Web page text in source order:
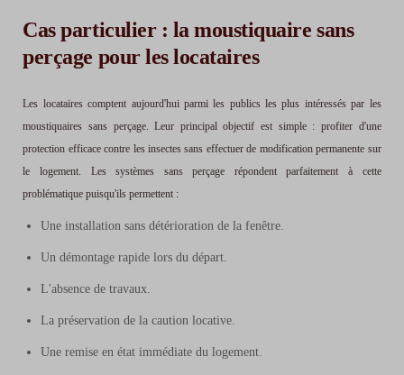
Cas particulier : la moustiquaire sans
perçage pour les locataires
Les locataires comptent aujourd'hui parmi les publics les plus intéressés par les
moustiquaires sans perçage. Leur principal objectif est simple : profiter d'une
protection efficace contre les insectes sans effectuer de modification permanente sur
le logement. Les systèmes sans perçage répondent parfaitement à cette
problématique puisqu'ils permettent :
Une installation sans détérioration de la fenêtre.
Un démontage rapide lors du départ.
L'absence de travaux.
La préservation de la caution locative.
Une remise en état immédiate du logement.